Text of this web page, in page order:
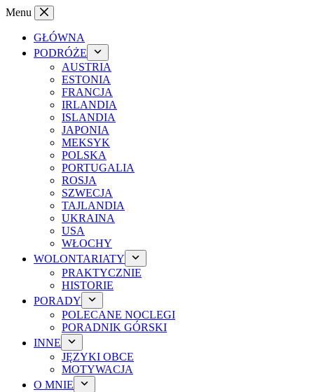
Przejdź
treści
Menu
GŁÓWNA
PODRÓŻE
AUSTRIA
ESTONIA
FRANCJA
IRLANDIA
ISLANDIA
JAPONIA
MEKSYK
POLSKA
PORTUGALIA
ROSJA
SZWECJA
TAJLANDIA
UKRAINA
USA
WŁOCHY
WOLONTARIATY
PRAKTYCZNIE
HISTORIE
PORADY
POLECANE NOCLEGI
PORADNIK GÓRSKI
INNE
JĘZYKI OBCE
MOTYWACJA
O MNIE